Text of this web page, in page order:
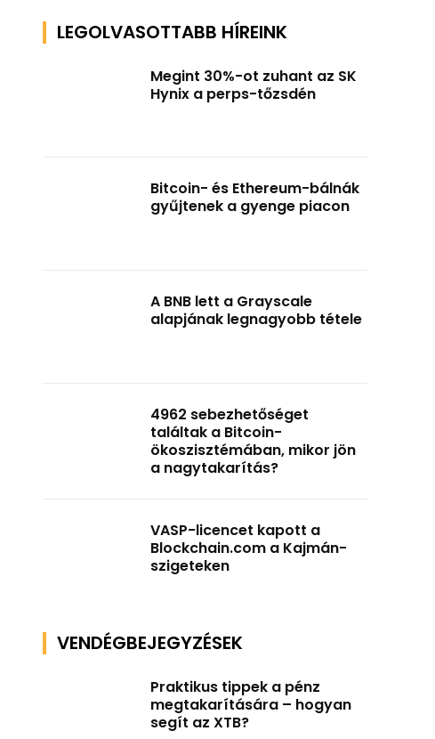
LEGOLVASOTTABB HÍREINK
Megint 30%-ot zuhant az SK
Hynix a perps-tőzsdén
Bitcoin- és Ethereum-bálnák
gyűjtenek a gyenge piacon
A BNB lett a Grayscale
alapjának legnagyobb tétele
4962 sebezhetőséget
találtak a Bitcoin-
ökoszisztémában, mikor jön
a nagytakarítás?
VASP-licencet kapott a
Blockchain.com a Kajmán-
szigeteken
VENDÉGBEJEGYZÉSEK
Praktikus tippek a pénz
megtakarítására – hogyan
segít az XTB?